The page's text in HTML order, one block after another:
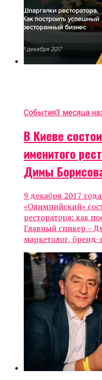
События3 месяца
В Киеве
именитого
Димы
9 декабря 2017
«Олимпийский»
ресторатора: как
Главный спикер –
маркетолог,